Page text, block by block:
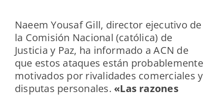
Naeem Yousaf Gill, director ejecutivo de
la Comisión Nacional (católica) de
Justicia y Paz, ha informado a ACN de
que estos ataques están probablemente
motivados por rivalidades comerciales y
disputas personales. «Las razones